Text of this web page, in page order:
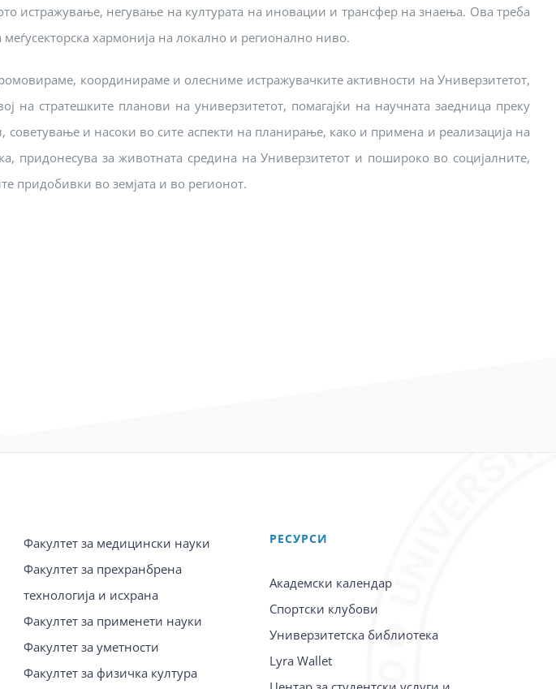
истражување, негување на културата на иновации и трансфер на знаења. Ова треба
меѓусекторска хармонија на локално и регионално ниво.
координираме и олесниме истражувачките активности на Универзитетот,
на стратешките планови на универзитетот, помагајќи на научната заедница преку
советување и насоки во сите аспекти на планирање, како и примена и реализација на
придонесува за животната средина на Универзитетот и пошироко во социјалните,
придобивки во земјата и во регионот.
Факултет за медицински науки
Факултет за прехранбрена
технологија и исхрана
Факултет за применети науки
Факултет за уметности
Факултет за физичка култура
PЕСУРСИ
Академски календар
Спортски клубови
Универзитетска библиотека
Lyra Wallet